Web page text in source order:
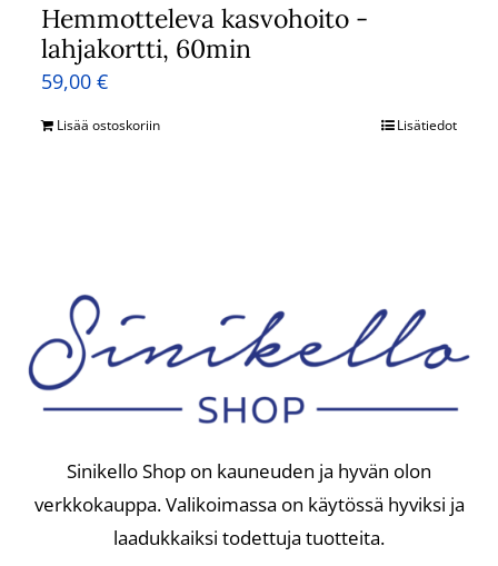
Hemmotteleva kasvohoito -
lahjakortti, 60min
59,00€
Lisää ostoskoriin Lisätiedot
Sinikello Shop on kauneuden ja hyvän olon
verkkokauppa. Valikoimassa on käytössä hyviksi ja
laadukkaiksi todettuja tuotteita.